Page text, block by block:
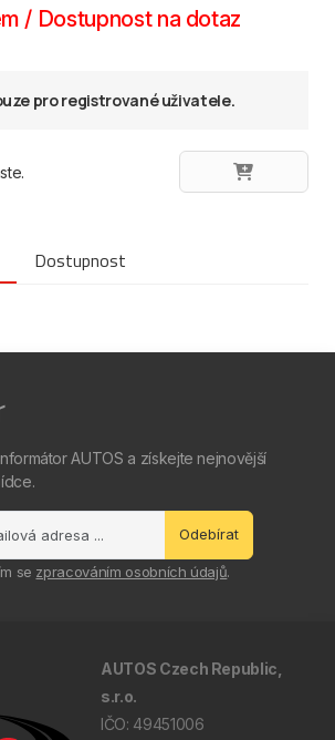
/ Dostupnost na dotaz
pro registrované uživatele.
Dostupnost
AUTOS a získejte nejnovější
Odebírat
se zpracováním osobních údajů.
AUTOS Czech Republic,
s.r.o.
IČO: 49451006